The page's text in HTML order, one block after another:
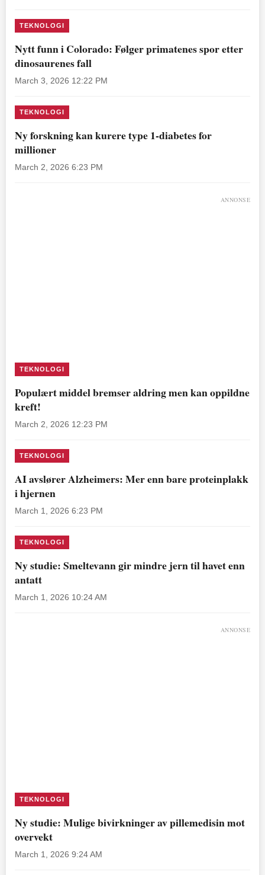
TEKNOLOGI
Nytt funn i Colorado: Følger primatenes spor etter
dinosaurenes fall
March 3, 2026 12:22 PM
TEKNOLOGI
Ny forskning kan kurere type 1-diabetes for
millioner
March 2, 2026 6:23 PM
ANNONSE
TEKNOLOGI
Populært middel bremser aldring men kan oppildne
kreft!
March 2, 2026 12:23 PM
TEKNOLOGI
AI avslører Alzheimers: Mer enn bare proteinplakk
i hjernen
March 1, 2026 6:23 PM
TEKNOLOGI
Ny studie: Smeltevann gir mindre jern til havet enn
antatt
March 1, 2026 10:24 AM
ANNONSE
TEKNOLOGI
Ny studie: Mulige bivirkninger av pillemedisin mot
overvekt
March 1, 2026 9:24 AM